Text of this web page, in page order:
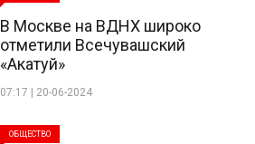
В Москве на ВДНХ широко
отметили Всечувашский
«Акатуй»
07:17 | 20-06-2024
ОБЩЕСТВО